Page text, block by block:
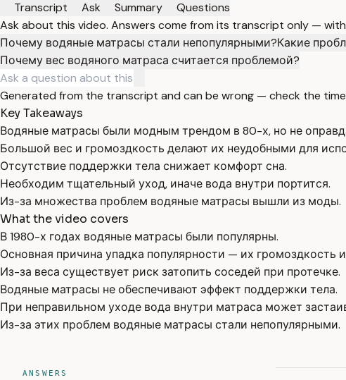
Transcript
Ask Summary
Questions
Ask about this video. Answers come from its transcript only —
Почему водяные матрасы стали непопулярными?Какие
Почему вес водяного матраса считается проблемой?
Generated from the transcript and can be wrong — check the
Key Takeaways
Водяные матрасы были модным трендом в 80-х, но не
Большой вес и громоздкость делают их неудобными для
Отсутствие поддержки тела снижает комфорт сна.
Необходим тщательный уход, иначе вода внутри портится.
Из-за множества проблем водяные матрасы вышли из моды.
What the video covers
В 1980-х годах водяные матрасы были популярны.
Основная причина упадка популярности — их громоздкость
Из-за веса существует риск затопить соседей при протечке.
Водяные матрасы не обеспечивают эффект поддержки тела.
При неправильном уходе вода внутри матраса может
Из-за этих проблем водяные матрасы стали непопулярными.
ANSWERS